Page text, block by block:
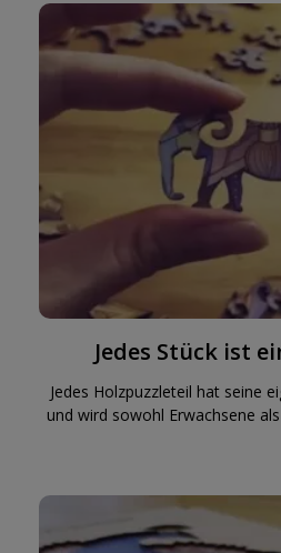
Jedes Stück ist
Jedes Holzpuzzleteil hat seine
und wird sowohl Erwachsene